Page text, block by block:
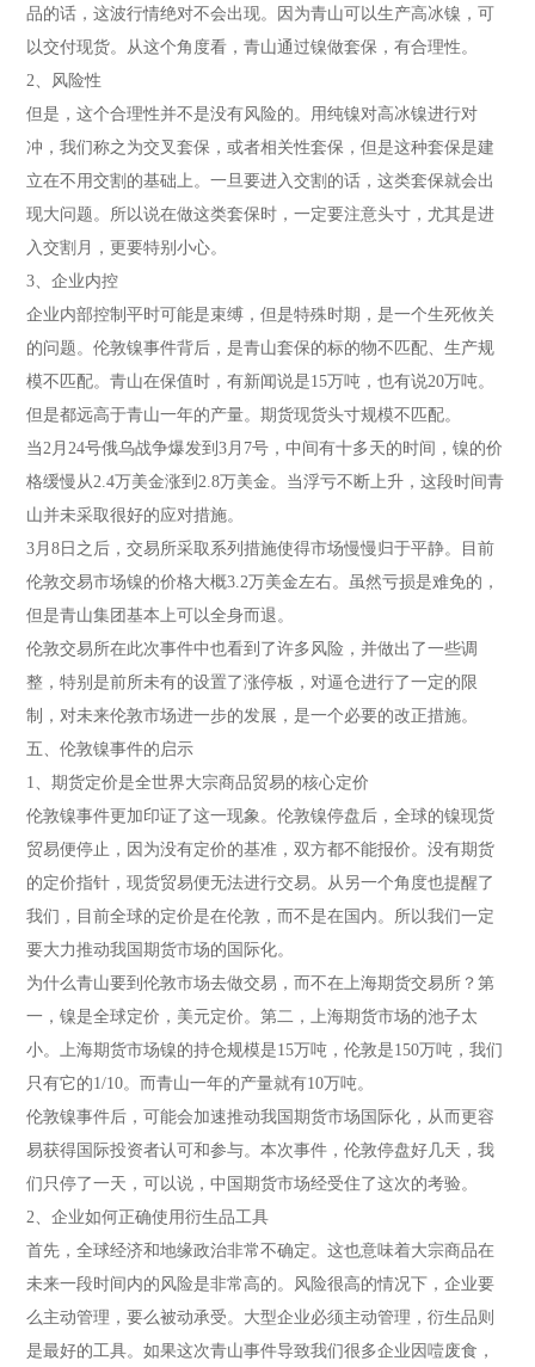
品的话，这波行情绝对不会出现。因为青山可以生产高冰镍，可
以交付现货。从这个角度看，青山通过镍做套保，有合理性。
2、风险性
但是，这个合理性并不是没有风险的。用纯镍对高冰镍进行对
冲，我们称之为交叉套保，或者相关性套保，但是这种套保是建
立在不用交割的基础上。一旦要进入交割的话，这类套保就会出
现大问题。所以说在做这类套保时，一定要注意头寸，尤其是进
入交割月，更要特别小心。
3、企业内控
企业内部控制平时可能是束缚，但是特殊时期，是一个生死攸关
的问题。伦敦镍事件背后，是青山套保的标的物不匹配、生产规
模不匹配。青山在保值时，有新闻说是15万吨，也有说20万吨。
但是都远高于青山一年的产量。期货现货头寸规模不匹配。
当2月24号俄乌战争爆发到3月7号，中间有十多天的时间，镍的价
格缓慢从2.4万美金涨到2.8万美金。当浮亏不断上升，这段时间青
山并未采取很好的应对措施。
3月8日之后，交易所采取系列措施使得市场慢慢归于平静。目前
伦敦交易市场镍的价格大概3.2万美金左右。虽然亏损是难免的，
但是青山集团基本上可以全身而退。
伦敦交易所在此次事件中也看到了许多风险，并做出了一些调
整，特别是前所未有的设置了涨停板，对逼仓进行了一定的限
制，对未来伦敦市场进一步的发展，是一个必要的改正措施。
五、伦敦镍事件的启示
1、期货定价是全世界大宗商品贸易的核心定价
伦敦镍事件更加印证了这一现象。伦敦镍停盘后，全球的镍现货
贸易便停止，因为没有定价的基准，双方都不能报价。没有期货
的定价指针，现货贸易便无法进行交易。从另一个角度也提醒了
我们，目前全球的定价是在伦敦，而不是在国内。所以我们一定
要大力推动我国期货市场的国际化。
为什么青山要到伦敦市场去做交易，而不在上海期货交易所？第
一，镍是全球定价，美元定价。第二，上海期货市场的池子太
小。上海期货市场镍的持仓规模是15万吨，伦敦是150万吨，我们
只有它的1/10。而青山一年的产量就有10万吨。
伦敦镍事件后，可能会加速推动我国期货市场国际化，从而更容
易获得国际投资者认可和参与。本次事件，伦敦停盘好几天，我
们只停了一天，可以说，中国期货市场经受住了这次的考验。
2、企业如何正确使用衍生品工具
首先，全球经济和地缘政治非常不确定。这也意味着大宗商品在
未来一段时间内的风险是非常高的。风险很高的情况下，企业要
么主动管理，要么被动承受。大型企业必须主动管理，衍生品则
是最好的工具。如果这次青山事件导致我们很多企业因噎废食，